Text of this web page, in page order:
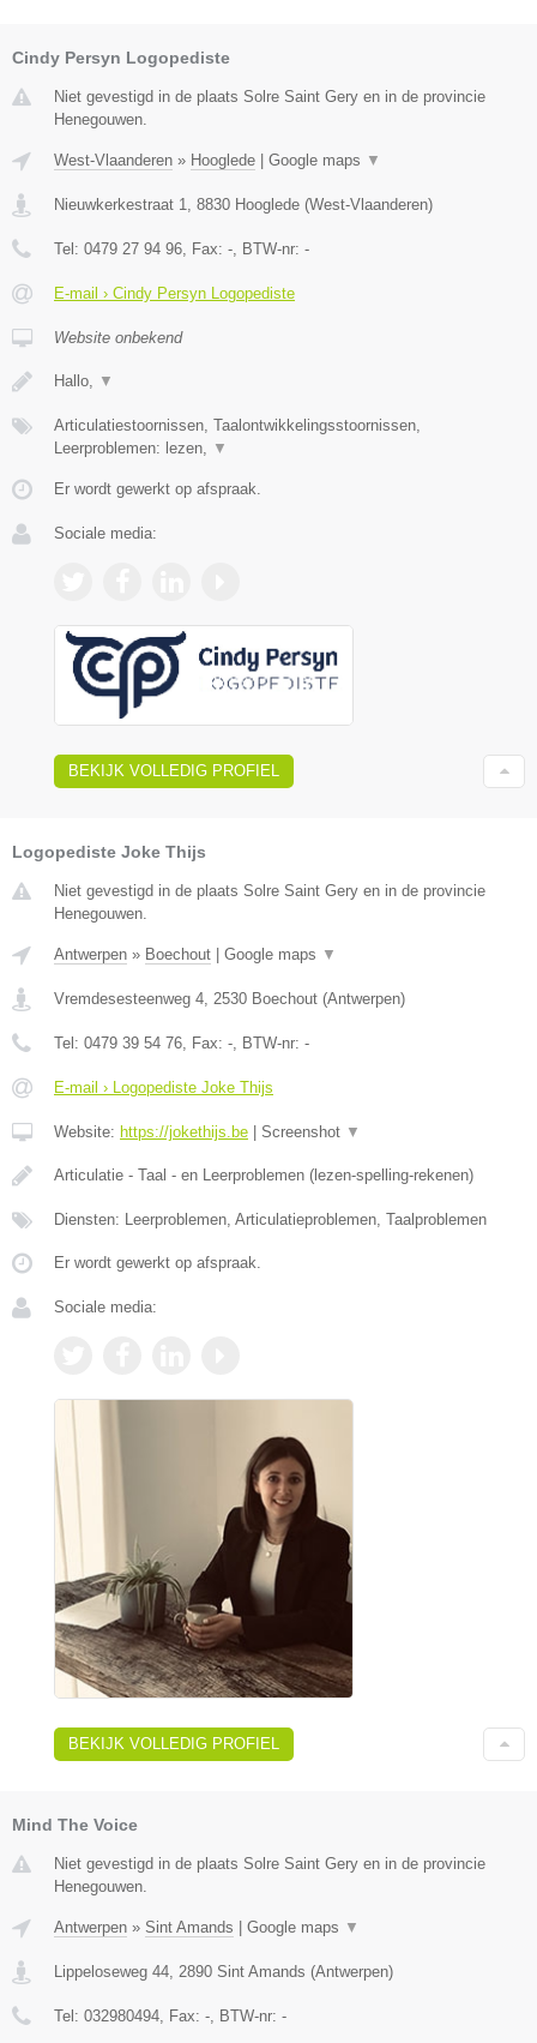
Cindy Persyn Logopediste
Niet gevestigd in de plaats Solre Saint Gery en in de provincie
Henegouwen.
West-Vlaanderen » Hooglede | Google maps ▼
Nieuwkerkestraat 1 8830 Hooglede (West-Vlaanderen)
Tel: 0479 27 94 96 , Fax: - , BTW-nr: -
E-mail › Cindy Persyn Logopediste
Website onbekend
Hallo, ▼
Articulatiestoornissen, Taalontwikkelingsstoornissen,
Leerproblemen: lezen,
▼
Er wordt gewerkt op afspraak.
Sociale media:
BEKIJK VOLLEDIG PROFIEL
Logopediste Joke Thijs
Niet gevestigd in de plaats Solre Saint Gery en in de provincie
Henegouwen.
Antwerpen » Boechout Google maps ▼
Vremdesesteenweg 4, 2530 Boechout (Antwerpen)
Tel: 0479 39 54 76, Fax: -, BTW-nr: -
E-mail › Logopediste Joke Thijs
Website: https://jokethijs.be Screenshot ▼
Articulatie - Taal - en Leerproblemen (lezen-spelling-rekenen)
Diensten: Leerproblemen, Articulatieproblemen, Taalproblemen
Er wordt gewerkt op afspraak.
Sociale media:
BEKIJK VOLLEDIG PROFIEL
Mind The Voice
Niet gevestigd in de plaats Solre Saint Gery en in de provincie
Henegouwen.
Antwerpen » Sint Amands Google maps ▼
Lippeloseweg 44, 2890 Sint Amands (Antwerpen)
Tel: 032980494, Fax: -, BTW-nr: -